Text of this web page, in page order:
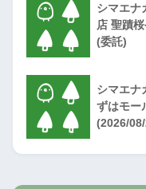
シマエナ
店 聖蹟
(委託)
シマエナ
ずはモー
(2026/